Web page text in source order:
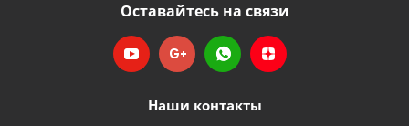
Оставайтесь на связи
Наши контакты